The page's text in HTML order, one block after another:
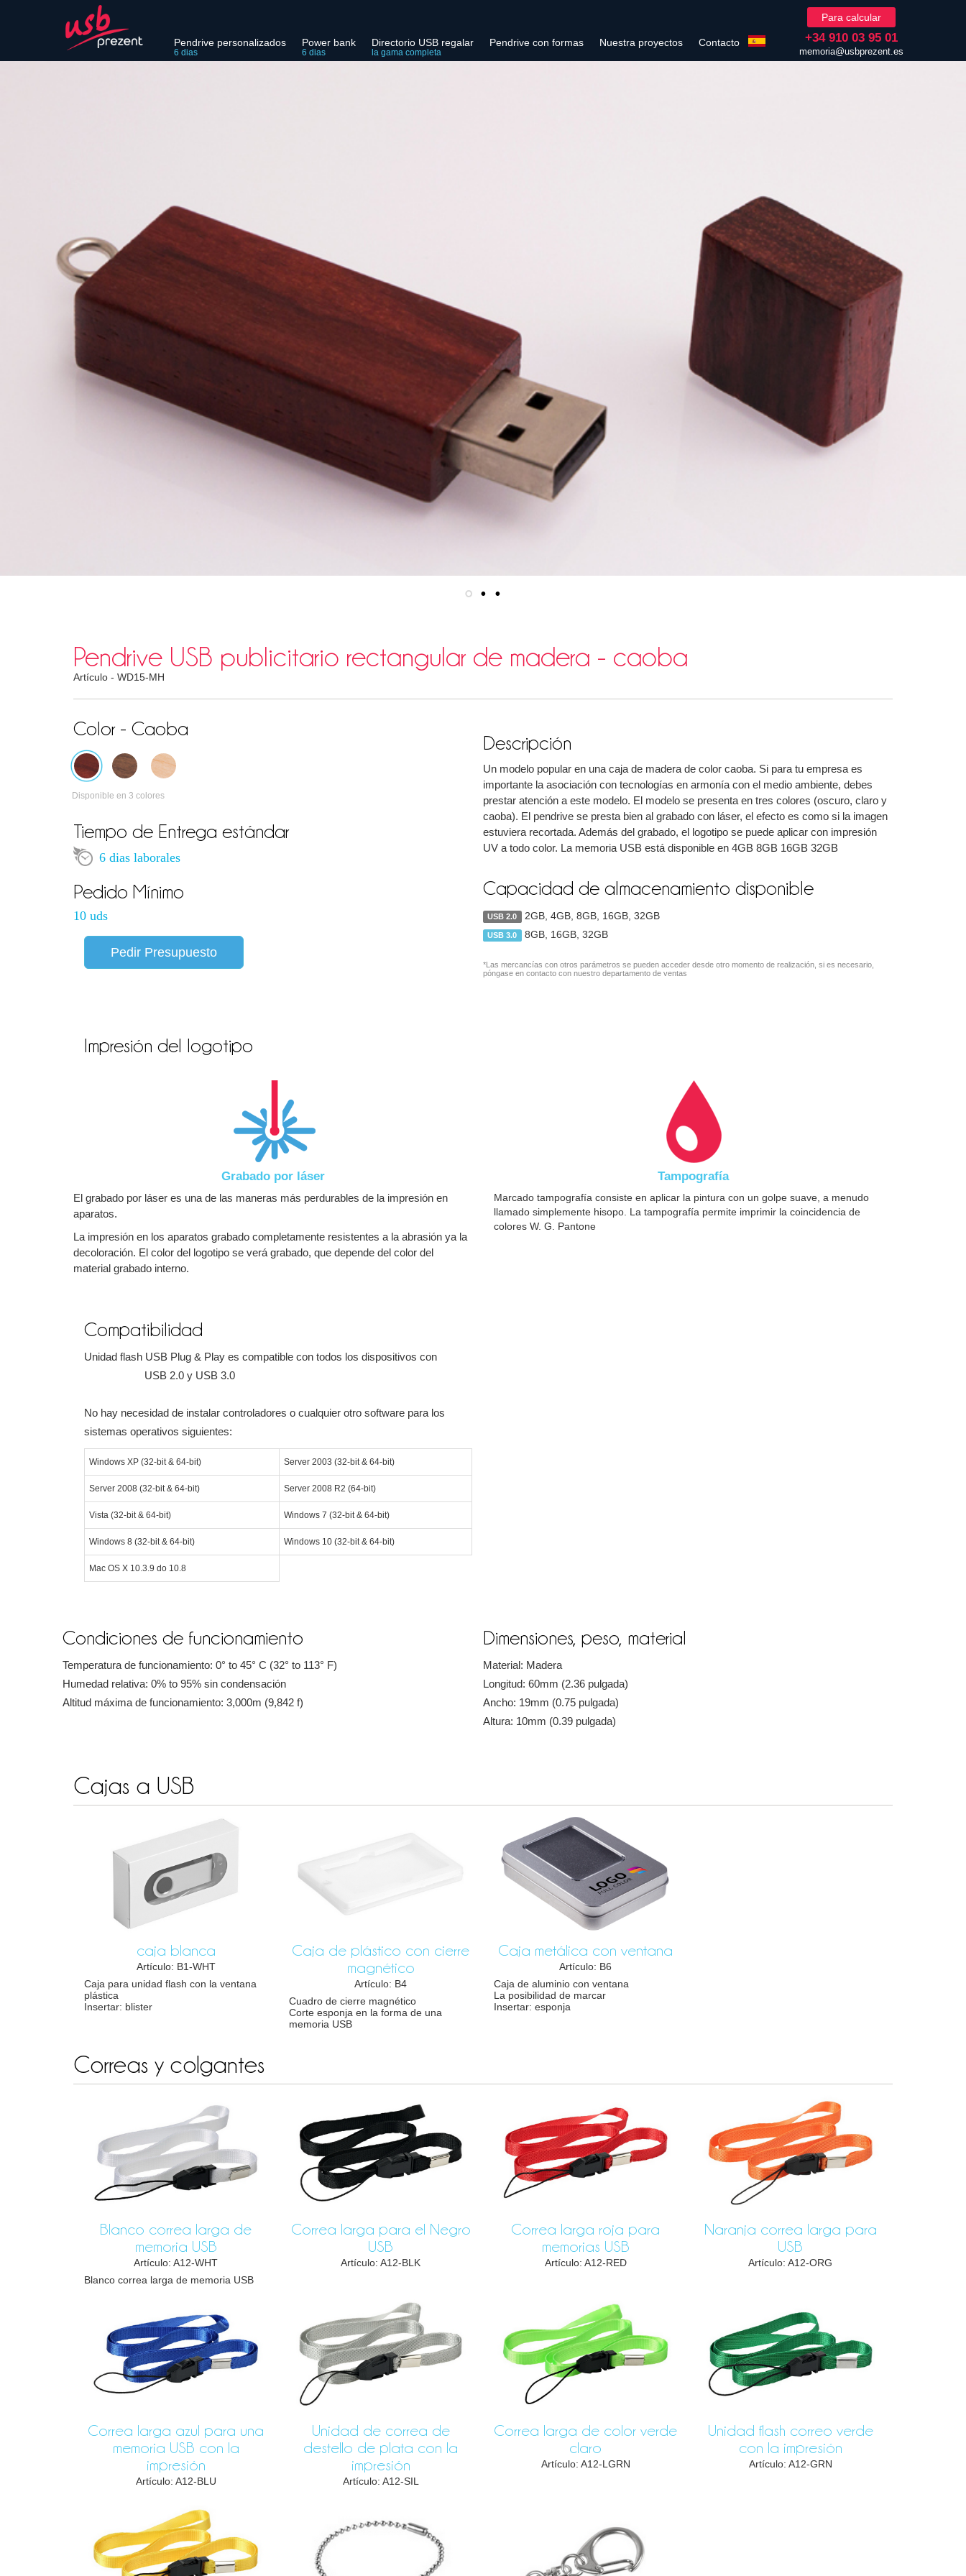
Pendrive personalizados
6 dias
Power bank
6 dias
Directorio USB regalar
la gama completa
Pendrive con formas Nuestra proyectos Contacto
Para calcular
+34 910 03 95 01
memoria@usbprezent.es
Pendrive USB publicitario rectangular de madera - caoba
Artículo - WD15-MH
Color - Caoba
Disponible en 3 colores
Tiempo de Entrega estándar
6 dias laborales
Pedido Mínimo
10 uds
Pedir Presupuesto
Descripción
Un modelo popular en una caja de madera de color caoba. Si para tu empresa es
importante la asociación con tecnologías en armonía con el medio ambiente, debes
prestar atención a este modelo. El modelo se presenta en tres colores (oscuro, claro y
caoba). El pendrive se presta bien al grabado con láser, el efecto es como si la imagen
estuviera recortada. Además del grabado, el logotipo se puede aplicar con impresión
UV a todo color. La memoria USB está disponible en 4GB 8GB 16GB 32GB
Capacidad de almacenamiento disponible
USB 2.0 2GB, 4GB, 8GB, 16GB, 32GB
USB 3.0 8GB, 16GB, 32GB
*Las mercancías con otros parámetros se pueden acceder desde otro momento de realización, si es necesario,
póngase en contacto con nuestro departamento de ventas
Impresión del logotipo
Grabado por láser
El grabado por láser es una de las maneras más perdurables de la impresión en
aparatos.
La impresión en los aparatos grabado completamente resistentes a la abrasión ya la
decoloración. El color del logotipo se verá grabado, que depende del color del
material grabado interno.
Tampografía
Marcado tampografía consiste en aplicar la pintura con un golpe suave, a menudo
llamado simplemente hisopo. La tampografía permite imprimir la coincidencia de
colores W. G. Pantone
Compatibilidad
Unidad flash USB Plug & Play es compatible con todos los dispositivos con
USB 2.0 y USB 3.0
No hay necesidad de instalar controladores o cualquier otro software para los
sistemas operativos siguientes:
Windows XP (32-bit & 64-bit) Server 2003 (32-bit & 64-bit)
Server 2008 (32-bit & 64-bit) Server 2008 R2 (64-bit)
Vista (32-bit & 64-bit) Windows 7 (32-bit & 64-bit)
Windows 8 (32-bit & 64-bit) Windows 10 (32-bit & 64-bit)
Mac OS X 10.3.9 do 10.8
Condiciones de funcionamiento
Temperatura de funcionamiento: 0° to 45° C (32° to 113° F)
Humedad relativa: 0% to 95% sin condensación
Altitud máxima de funcionamiento: 3,000m (9,842 f)
Dimensiones, peso, material
Material: Madera
Longitud: 60mm (2.36 pulgada)
Ancho: 19mm (0.75 pulgada)
Altura: 10mm (0.39 pulgada)
Cajas a USB
caja blanca
Artículo: B1-WHT
Caja para unidad flash con la ventana
plástica
Insertar: blister
Caja de plástico con cierre
magnético
Artículo: B4
Cuadro de cierre magnético
Corte esponja en la forma de una
memoria USB
Caja metálica con ventana
Artículo: B6
Caja de aluminio con ventana
La posibilidad de marcar
Insertar: esponja
Correas y colgantes
Blanco correa larga de
memoria USB
Artículo: A12-WHT
Blanco correa larga de memoria USB
Correa larga para el Negro
USB
Artículo: A12-BLK
Correa larga roja para
memorias USB
Artículo: A12-RED
Naranja correa larga para
USB
Artículo: A12-ORG
Correa larga azul para una
memoria USB con la
impresión
Artículo: A12-BLU
Unidad de correa de
destello de plata con la
impresión
Artículo: A12-SIL
Correa larga de color verde
claro
Artículo: A12-LGRN
Unidad flash correo verde
con la impresión
Artículo: A12-GRN